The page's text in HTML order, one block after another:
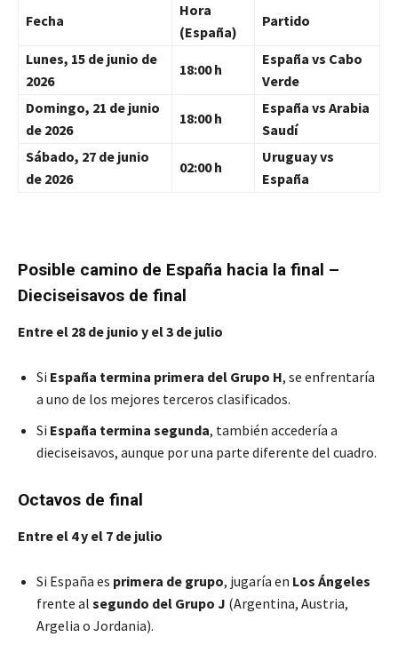
Fecha
Hora
(España)
Partido
Lunes, 15 de junio de
2026
18:00 h
España vs Cabo
Verde
Domingo, 21 de junio
de 2026
18:00 h
España vs Arabia
Saudí
Sábado, 27 de junio
de 2026
02:00 h
Uruguay vs
España
Posible camino de España hacia la final –
Dieciseisavos de final
Entre el 28 de junio y el 3 de julio
Si España termina primera del Grupo H, se enfrentaría
a uno de los mejores terceros clasificados.
Si España termina segunda, también accedería a
dieciseisavos, aunque por una parte diferente del cuadro.
Octavos de final
Entre el 4 y el 7 de julio
Si España es primera de grupo, jugaría en Los Ángeles
frente al segundo del Grupo J (Argentina, Austria,
Argelia o Jordania).